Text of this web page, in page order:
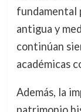
fundamental
antigua y
continúan
académicas
Además, la